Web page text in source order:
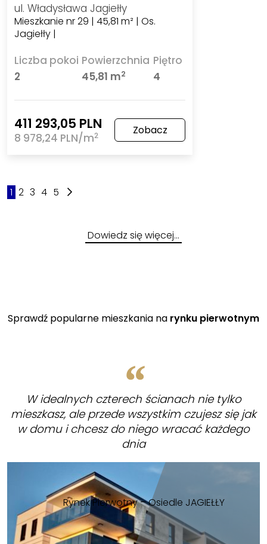
ul. Władysława Jagiełły
Mieszkanie nr 29 | 45,81 m² | Os.
Jagiełły |
Liczba pokoi
2
Powierzchnia
45,81 m2
Piętro
4
411 293,05 PLN
8 978,24 PLN/m2 Zobacz
1 2 3 4 5
Dowiedz się więcej…
Sprawdź popularne mieszkania na rynku pierwotnym
W idealnych czterech ścianach nie tylko
mieszkasz, ale przede wszystkim czujesz się jak
w domu i chcesz do niego wracać każdego
dnia
Rynek Pierwotny – Osiedle JAGIEŁŁY